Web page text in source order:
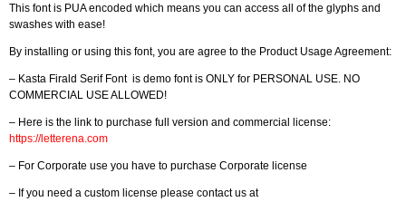
This font is PUA encoded which means you can access all of the glyphs and
swashes with ease!
By installing or using this font, you are agree to the Product Usage Agreement:
– Kasta Firald Serif Font is demo font is ONLY for PERSONAL USE. NO
COMMERCIAL USE ALLOWED!
– Here is the link to purchase full version and commercial license:
https://letterena.com
– For Corporate use you have to purchase Corporate license
– If you need a custom license please contact us at